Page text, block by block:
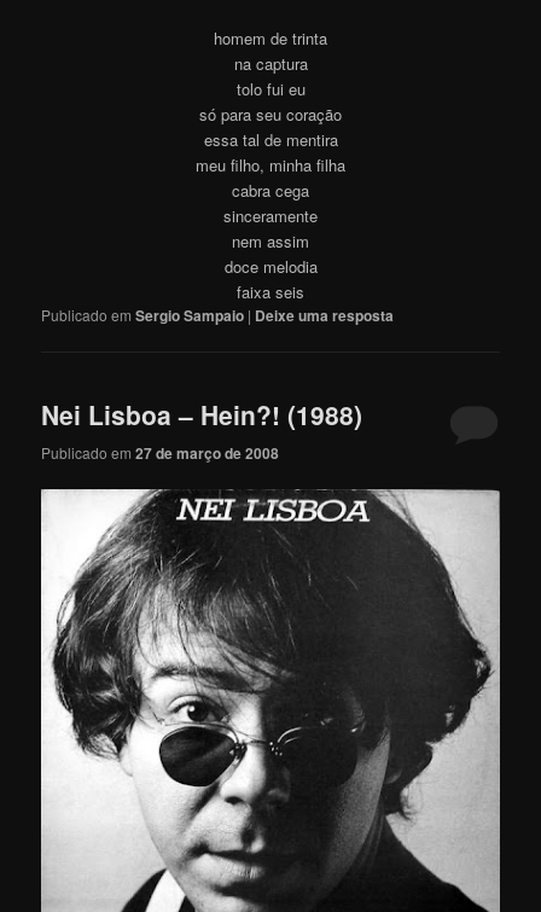
homem de trinta
na captura
tolo fui eu
só para seu coração
essa tal de mentira
meu filho, minha filha
cabra cega
sinceramente
nem assim
doce melodia
faixa seis
Publicado em Sergio Sampaio | Deixe uma resposta
Nei Lisboa – Hein?! (1988)
Publicado em27 de março de 2008